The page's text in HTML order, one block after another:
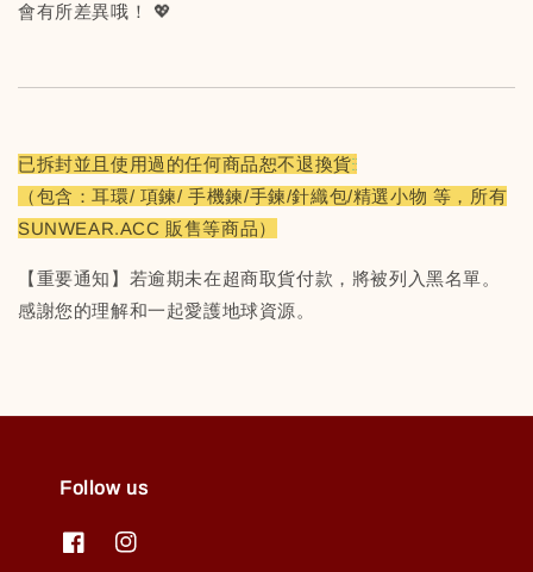
會有所差異哦！ 💖
已拆封並且使用過的任何商品恕不退換貨
（包含：耳環/ 項鍊/ 手機鍊/手鍊/針織包/精選小物 等，所有
SUNWEAR.ACC 販售等商品）
【重要通知】若逾期未在超商取貨付款，將被列入黑名單。
感謝您的理解和一起愛護地球資源。
Follow us